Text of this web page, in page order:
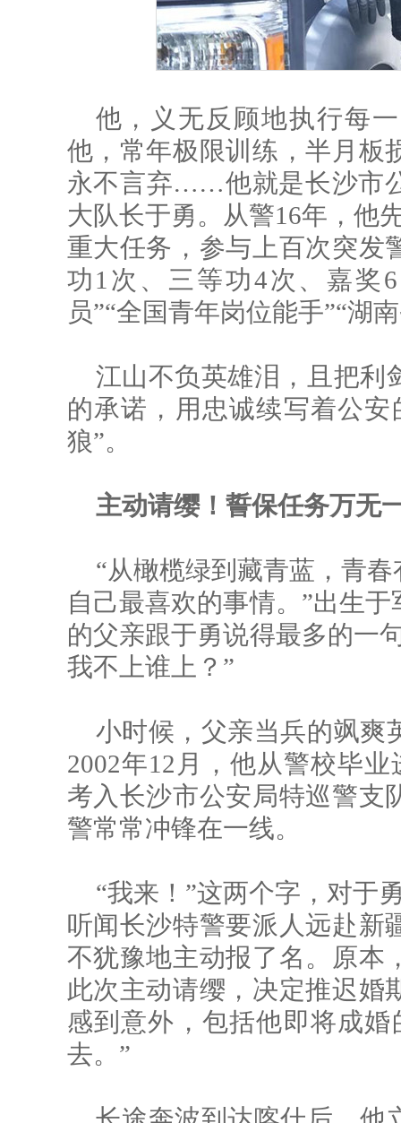
他，义无反顾地执行每
他，常年极限训练，半月板
永不言弃……他就是长沙市
大队长于勇。从警16年，他
重大任务，参与上百次突发
功1次、三等功4次、嘉奖
员”“全国青年岗位能手”“湖
江山不负英雄泪，且把利
的承诺，用忠诚续写着公
狼”。
主动请缨！誓保任务万无
“从橄榄绿到藏青蓝，青
自己最喜欢的事情。”出生
的父亲跟于勇说得最多的一
我不上谁上？”
小时候，父亲当兵的飒爽
2002年12月，他从警校毕
考入长沙市公安局特巡警支
警常常冲锋在一线。
“我来！”这两个字，对于
听闻长沙特警要派人远赴新
不犹豫地主动报了名。原本
此次主动请缨，决定推迟婚
感到意外，包括他即将成
去。”